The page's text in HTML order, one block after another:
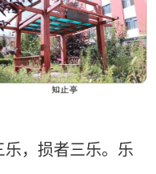
乐，损者三乐。乐